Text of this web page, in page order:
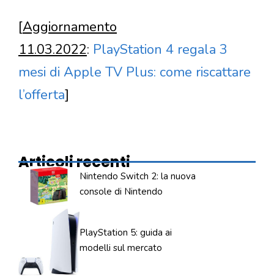
[Aggiornamento
11.03.2022: PlayStation 4 regala 3
mesi di Apple TV Plus: come riscattare
l’offerta]
Articoli recenti
Nintendo Switch 2: la nuova
console di Nintendo
PlayStation 5: guida ai
modelli sul mercato